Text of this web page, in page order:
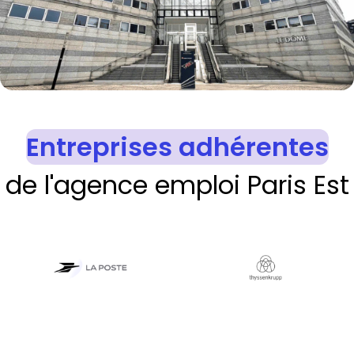
Entreprises adhérentes
de l'agence emploi Paris Est